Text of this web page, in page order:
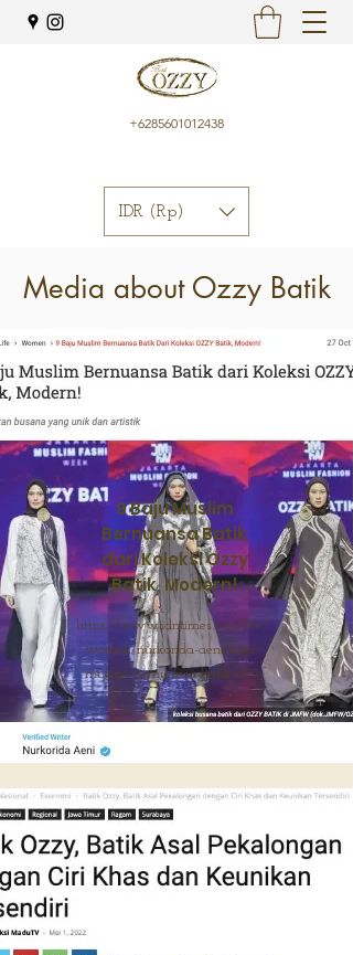
+6285601012438
IDR (Rp)
Media about Ozzy Batik
9 Baju Muslim
Bernuansa Batik
dari Koleksi Ozzy
Batik, Modern!
https://www.idntimes.com/life/
women/nurkorida-aeni/baju-
muslim-bernuansa-batik-c1c2